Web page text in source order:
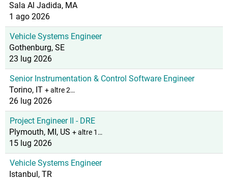
Sala Al Jadida, MA
1 ago 2026
Vehicle Systems Engineer
Gothenburg, SE
23 lug 2026
Senior Instrumentation & Control Software Engineer
Torino, IT + altre 2…
26 lug 2026
Project Engineer II - DRE
Plymouth, MI, US + altre 1…
15 lug 2026
Vehicle Systems Engineer
Istanbul, TR